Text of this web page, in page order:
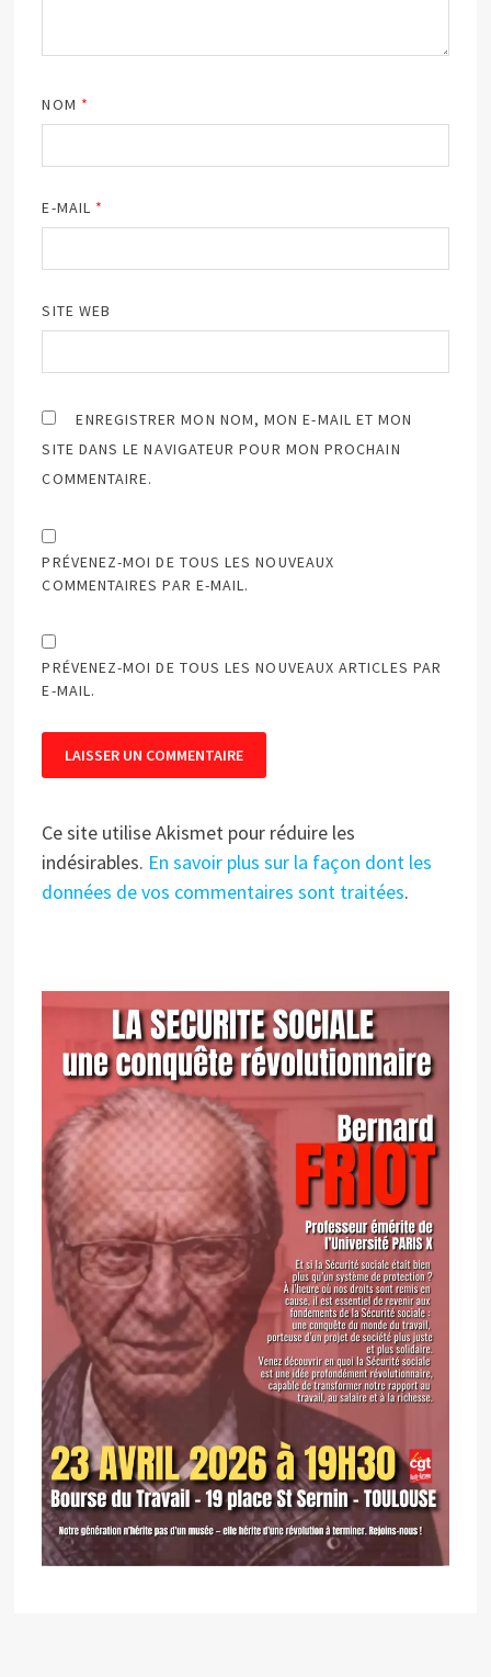
NOM *
E-MAIL *
SITE WEB
ENREGISTRER MON NOM, MON E-MAIL ET MON
SITE DANS LE NAVIGATEUR POUR MON PROCHAIN
COMMENTAIRE.
PRÉVENEZ-MOI DE TOUS LES NOUVEAUX
COMMENTAIRES PAR E-MAIL.
PRÉVENEZ-MOI DE TOUS LES NOUVEAUX ARTICLES PAR
E-MAIL.
Ce site utilise Akismet pour réduire les
indésirables. En savoir plus sur la façon dont les
données de vos commentaires sont traitées.